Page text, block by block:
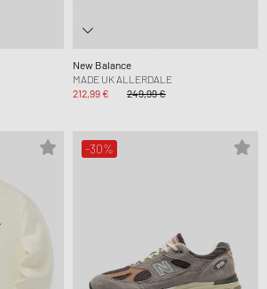
New Balance
MADE UK ALLERDALE
212,99 €
249,99 €
-30%